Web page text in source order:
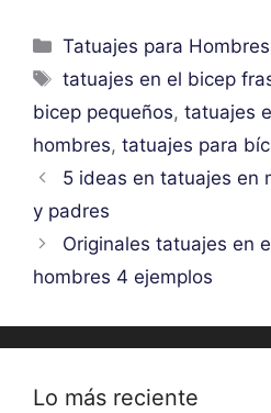
Categorías
Tatuajes para Hombres
Etiquetas
tatuajes en el bicep
bicep pequeños, tatuajes
hombres, tatuajes para
5 ideas en tatuajes en
y padres
Originales tatuajes en
hombres 4 ejemplos
Lo más reciente